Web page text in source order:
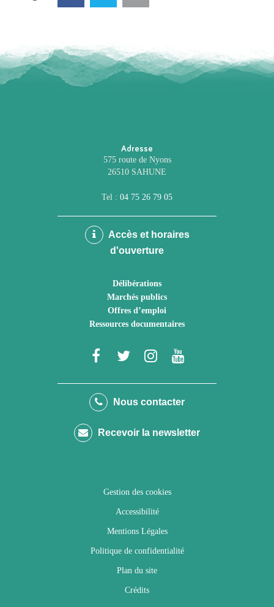
Adresse
575 route de Nyons
26510 SAHUNE
Tel : 04 75 26 79 05
Accès et horaires
d'ouverture
Délibérations
Marchés publics
Offres d’emploi
Ressources documentaires
Lien
le
Facebook
Lien
le
Twitter
Lien
le
Instagram
Youtube
Nous contacter
Recevoir la newsletter
Gestion des cookies
Accessibilité
Mentions Légales
Politique de confidentialité
Plan du site
Crédits